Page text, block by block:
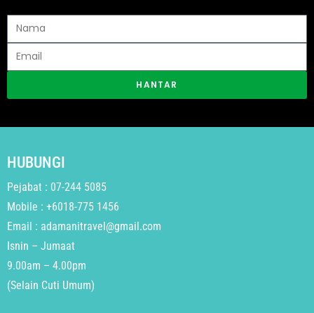
HANTAR
HUBUNGI
Pejabat : 07-244 5085
Mobile : +6018-775 1456
Email : adamanitravel@gmail.com
Isnin – Jumaat
9.00am – 4.00pm
(Selain Cuti Umum)